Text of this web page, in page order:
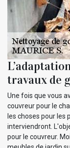
travaux de
Une fois que vous
couvreur pour le
les choses pour les
interviendront.
pour le couvreur.